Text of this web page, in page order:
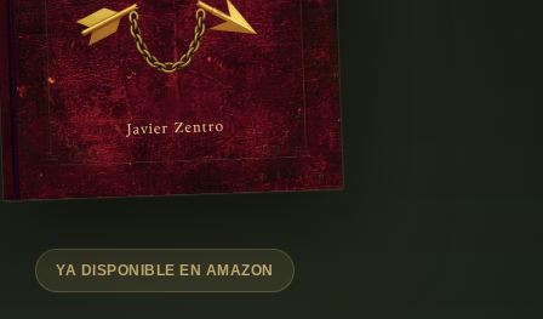
YA DISPONIBLE EN AMAZON